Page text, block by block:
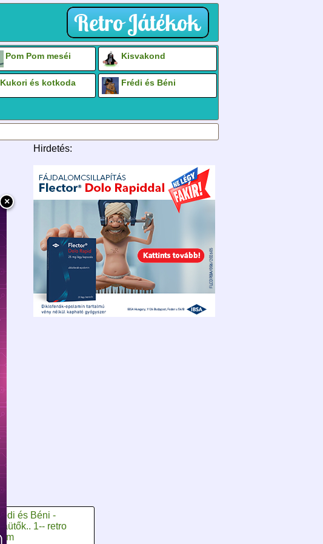
×
Pom Pom meséi Kisvakond
Kukori és kotkoda Frédi és Béni
Hirdetés: